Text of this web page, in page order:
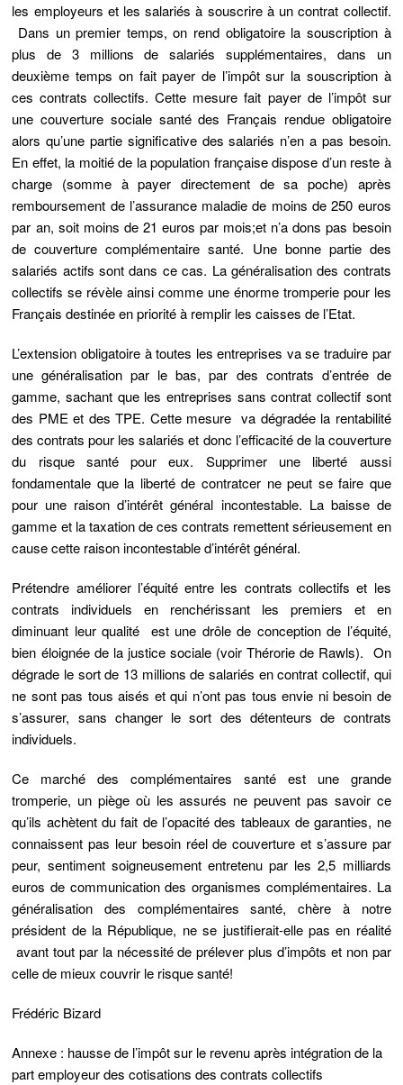
les employeurs et les salariés à souscrire à un contrat collectif.
Dans un premier temps, on rend obligatoire la souscription à
plus de 3 millions de salariés supplémentaires, dans un
deuxième temps on fait payer de l’impôt sur la souscription à
ces contrats collectifs. Cette mesure fait payer de l’impôt sur
une couverture sociale santé des Français rendue obligatoire
alors qu’une partie significative des salariés n’en a pas besoin.
En effet, la moitié de la population française dispose d’un reste à
charge (somme à payer directement de sa poche) après
remboursement de l’assurance maladie de moins de 250 euros
par an, soit moins de 21 euros par mois;et n’a dons pas besoin
de couverture complémentaire santé. Une bonne partie des
salariés actifs sont dans ce cas. La généralisation des contrats
collectifs se révèle ainsi comme une énorme tromperie pour les
Français destinée en priorité à remplir les caisses de l’Etat.
L’extension obligatoire à toutes les entreprises va se traduire par
une généralisation par le bas, par des contrats d’entrée de
gamme, sachant que les entreprises sans contrat collectif sont
des PME et des TPE. Cette mesure va dégradée la rentabilité
des contrats pour les salariés et donc l’efficacité de la couverture
du risque santé pour eux. Supprimer une liberté aussi
fondamentale que la liberté de contratcer ne peut se faire que
pour une raison d’intérêt général incontestable. La baisse de
gamme et la taxation de ces contrats remettent sérieusement en
cause cette raison incontestable d’intérêt général.
Prétendre améliorer l’équité entre les contrats collectifs et les
contrats individuels en renchérissant les premiers et en
diminuant leur qualité est une drôle de conception de l’équité,
bien éloignée de la justice sociale (voir Thérorie de Rawls). On
dégrade le sort de 13 millions de salariés en contrat collectif, qui
ne sont pas tous aisés et qui n’ont pas tous envie ni besoin de
s’assurer, sans changer le sort des détenteurs de contrats
individuels.
Ce marché des complémentaires santé est une grande
tromperie, un piège où les assurés ne peuvent pas savoir ce
qu’ils achètent du fait de l’opacité des tableaux de garanties, ne
connaissent pas leur besoin réel de couverture et s’assure par
peur, sentiment soigneusement entretenu par les 2,5 milliards
euros de communication des organismes complémentaires. La
généralisation des complémentaires santé, chère à notre
président de la République, ne se justifierait-elle pas en réalité
avant tout par la nécessité de prélever plus d’impôts et non par
celle de mieux couvrir le risque santé!
Frédéric Bizard
Annexe : hausse de l’impôt sur le revenu après intégration de la
part employeur des cotisations des contrats collectifs